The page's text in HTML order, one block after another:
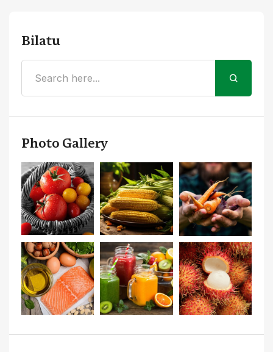
Bilatu
Photo Gallery